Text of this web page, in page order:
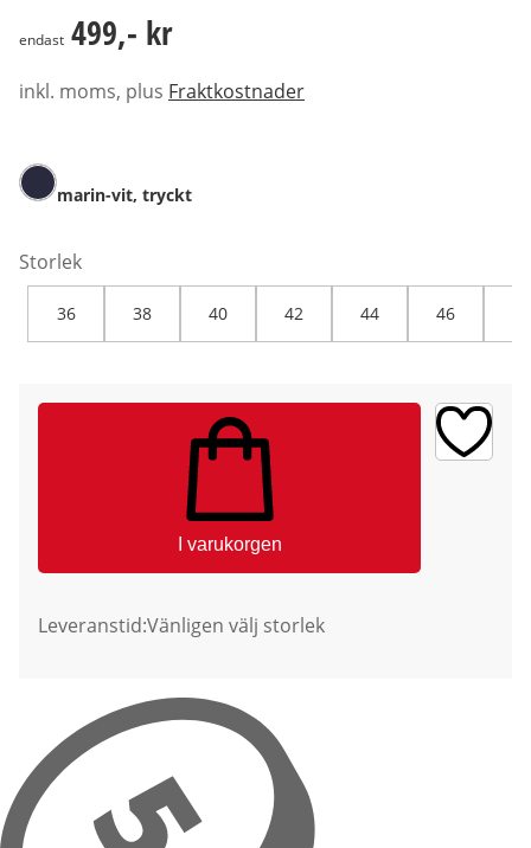
499,- kr
endast 499,- kr
inkl. moms, plus Fraktkostnader
marin-vit, tryckt
Storlek
36 38 40 42 44 46
I varukorgen
Leveranstid:Vänligen välj storlek